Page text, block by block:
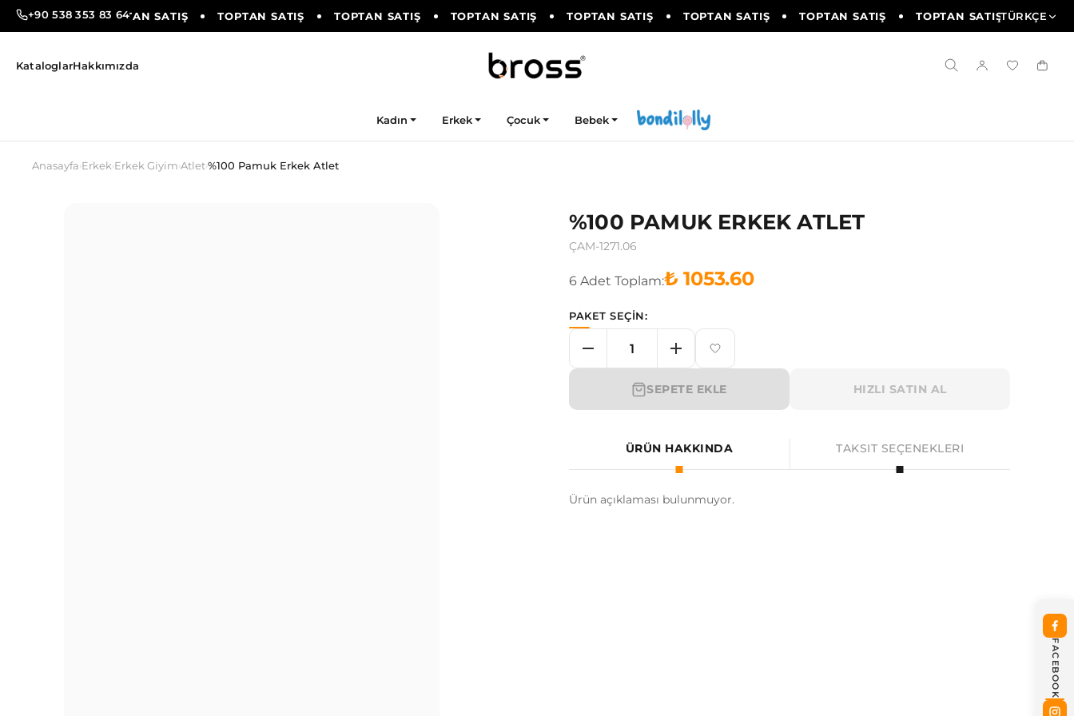
+90 538 353 83 64
SATIŞ TOPTAN SATIŞ TOPTAN SATIŞ TOPTAN SATIŞ TOPTAN SATIŞ TOPTAN SATIŞ TOPTAN SATIŞ TOPTAN SATIŞ TOPTAN SATIŞ TÜRKÇE
KataloglarHakkımızda
Kadın Erkek Çocuk Bebek
Anasayfa›Erkek›Erkek Giyim›Atlet›%100 Pamuk Erkek Atlet
%100 PAMUK ERKEK ATLET
ÇAM-1271.06
6 Adet Toplam:₺ 1053.60
PAKET SEÇİN:
SEPETE EKLE HIZLI SATIN AL
ÜRÜN HAKKINDA TAKSIT SEÇENEKLERI
Ürün açıklaması bulunmuyor.
FACEBOOK